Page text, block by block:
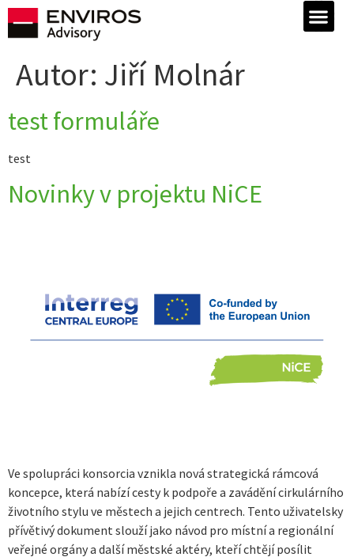
Autor: Jiří Molnár
test formuláře
test
Novinky v projektu NiCE
Ve spolupráci konsorcia vznikla nová strategická rámcová
koncepce, která nabízí cesty k podpoře a zavádění cirkulárního
životního stylu ve městech a jejich centrech. Tento uživatelsky
přívětivý dokument slouží jako návod pro místní a regionální
veřejné orgány a další městské aktéry, kteří chtějí posílit